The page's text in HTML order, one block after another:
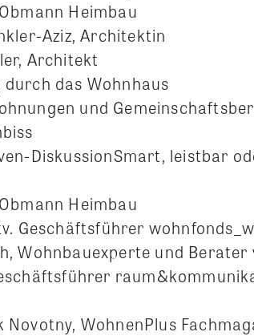
Heimbau
Aziz, Architektin
Architekt
durch das Wohnhaus
und
DiskussionSmart, leistbar
Heimbau
Geschäftsführer
Wohnbauexperte und
WohnenPlus